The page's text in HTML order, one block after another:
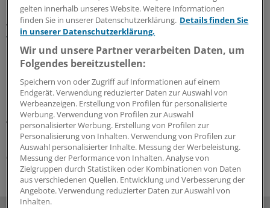
WIdO-Qualitätsmonitor 2026
Tumoroperationen: Mindestmengen
beschleunigen die Zentralisierung der
Krebsversorgung
Der WIdO-Qualitätsmonitor 2026 weist für mehrere
komplexe Tumoroperationen steigende Fallzahlen je
Krankenhaus aus. Damit konzentriert sich die
Versorgung auf weniger Kliniken.
Kooperation|In Kooperation mit: AOK-Bundesverband
06.08.2026
gelten innerhalb unseres Website. Weitere Informationen
finden Sie in unserer Datenschutzerklärung. Details finden Sie
in unserer Datenschutzerklärung.
Wir und unsere Partner verarbeiten Daten, um
Folgendes bereitzustellen:
Speichern von oder Zugriff auf Informationen auf einem
Endgerät. Verwendung reduzierter Daten zur Auswahl von
Werbeanzeigen. Erstellung von Profilen für personalisierte
Werbung. Verwendung von Profilen zur Auswahl
personalisierter Werbung. Erstellung von Profilen zur
Personalisierung von Inhalten. Verwendung von Profilen zur
Auswahl personalisierter Inhalte. Messung der Werbeleistung.
Messung der Performance von Inhalten. Analyse von
Zielgruppen durch Statistiken oder Kombinationen von Daten
aus verschiedenen Quellen. Entwicklung und Verbesserung der
Angebote. Verwendung reduzierter Daten zur Auswahl von
Inhalten.